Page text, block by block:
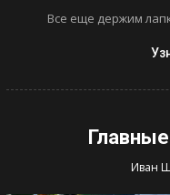
Все еще держим
Иван